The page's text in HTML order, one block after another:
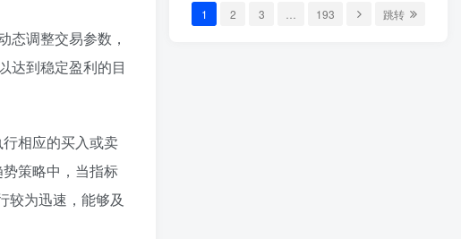
态调整交易参数，
达到稳定盈利的目
相应的买入或卖
策略中，当指标
较为迅速，能够及
1 2 3 193 跳转